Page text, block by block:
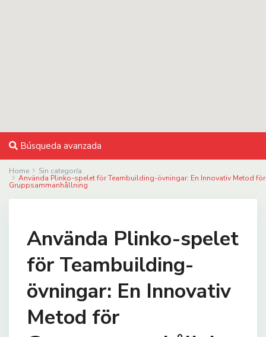
Búsqueda avanzada
Home Sin categoría
Använda Plinko-spelet för Teambuilding-övningar: En Innovativ Metod för
Gruppsammanhållning
Använda Plinko-spelet
för Teambuilding-
övningar: En Innovativ
Metod för